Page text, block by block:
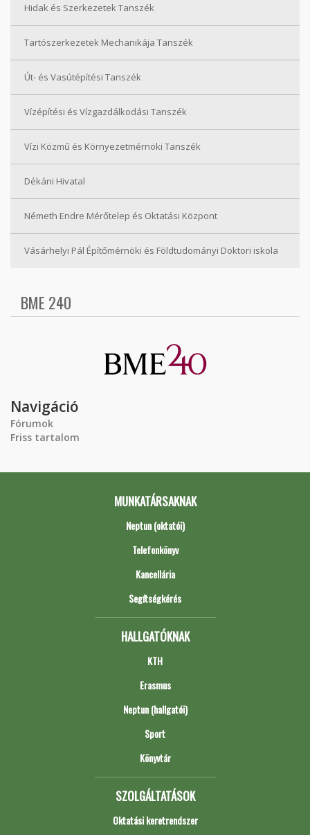
Hidak és Szerkezetek Tanszék
Tartószerkezetek Mechanikája Tanszék
Út- és Vasútépítési Tanszék
Vízépítési és Vízgazdálkodási Tanszék
Vízi Közmű és Környezetmérnöki Tanszék
Dékáni Hivatal
Németh Endre Mérőtelep és Oktatási Központ
Vásárhelyi Pál Építőmérnöki és Földtudományi Doktori iskola
BME 240
Navigáció
Fórumok
Friss tartalom
MUNKATÁRSAKNAK
Neptun (oktatói)
Telefonkönyv
Kancellária
Segítségkérés
HALLGATÓKNAK
KTH
Erasmus
Neptun (hallgatói)
Sport
Könyvtár
SZOLGÁLTATÁSOK
Oktatási keretrendszer